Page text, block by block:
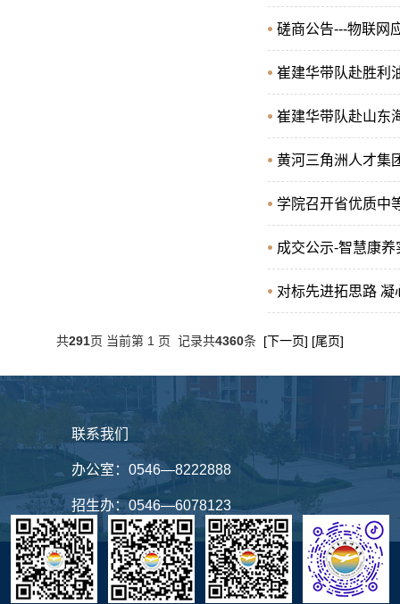
磋商公告---物联网
崔建华带队赴胜利
崔建华带队赴山东
黄河三角洲人才集
学院召开省优质中
成交公示-智慧康
对标先进拓思路
共291页 当前第 1 页 记录共4360条 [下一页] [尾页]
联系我们
办公室： 0546—8222888
招生办：0546—6078123